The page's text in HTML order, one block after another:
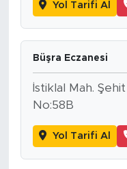
Yol Tarifi Al
Büşra Eczanesi
İstiklal Mah.
No:58B
Yol Tarifi Al